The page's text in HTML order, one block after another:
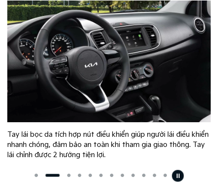
Tay lái bọc da tích hợp nút điều khiển giúp người lái điều khiển
nhanh chóng, đảm bảo an toàn khi tham gia giao thông. Tay
lái chỉnh được 2 hướng tiện lợi.